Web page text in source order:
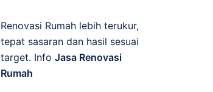
Renovasi Rumah lebih terukur,
tepat sasaran dan hasil sesuai
target. Info Jasa Renovasi
Rumah